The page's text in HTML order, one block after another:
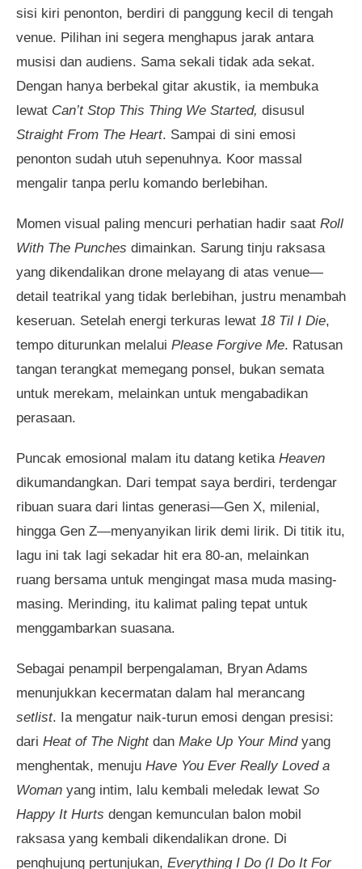
sisi kiri penonton, berdiri di panggung kecil di tengah
venue. Pilihan ini segera menghapus jarak antara
musisi dan audiens. Sama sekali tidak ada sekat.
Dengan hanya berbekal gitar akustik, ia membuka
lewat Can’t Stop This Thing We Started, disusul
Straight From The Heart. Sampai di sini emosi
penonton sudah utuh sepenuhnya. Koor massal
mengalir tanpa perlu komando berlebihan.
Momen visual paling mencuri perhatian hadir saat Roll
With The Punches dimainkan. Sarung tinju raksasa
yang dikendalikan drone melayang di atas venue—
detail teatrikal yang tidak berlebihan, justru menambah
keseruan. Setelah energi terkuras lewat 18 Til I Die,
tempo diturunkan melalui Please Forgive Me. Ratusan
tangan terangkat memegang ponsel, bukan semata
untuk merekam, melainkan untuk mengabadikan
perasaan.
Puncak emosional malam itu datang ketika Heaven
dikumandangkan. Dari tempat saya berdiri, terdengar
ribuan suara dari lintas generasi—Gen X, milenial,
hingga Gen Z—menyanyikan lirik demi lirik. Di titik itu,
lagu ini tak lagi sekadar hit era 80-an, melainkan
ruang bersama untuk mengingat masa muda masing-
masing. Merinding, itu kalimat paling tepat untuk
menggambarkan suasana.
Sebagai penampil berpengalaman, Bryan Adams
menunjukkan kecermatan dalam hal merancang
setlist. Ia mengatur naik-turun emosi dengan presisi:
dari Heat of The Nightdan Make Up Your Mindyang
menghentak, menuju Have You Ever Really Loved a
Woman yang intim, lalu kembali meledak lewat So
Happy It Hurts dengan kemunculan balon mobil
raksasa yang kembali dikendalikan drone. Di
penghujung pertunjukan, Everything I Do (I Do It For